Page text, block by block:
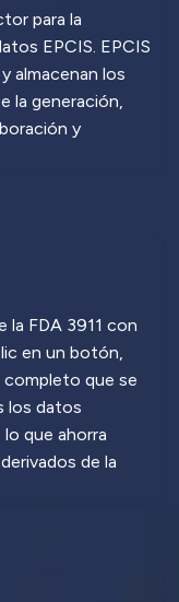
para la
EPCIS. EPCIS
almacenan los
la generación,
y
la FDA 3911 con
en un botón,
completo que se
los datos
que ahorra
de la